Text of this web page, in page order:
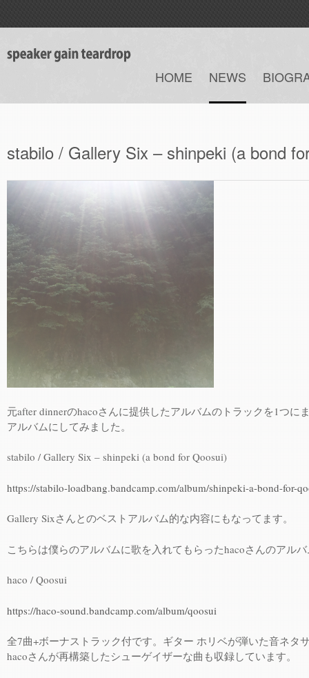
HOME NEWS
stabilo / Gallery Six – shinpeki (a bond
元after dinnerのhacoさんに提供したアルバムのトラックを1つに
アルバムにしてみました。
stabilo / Gallery Six – shinpeki (a bond for Qoosui)
https://stabilo-loadbang.bandcamp.com/album/shinpeki-a-bond-for-
Gallery Sixさんとのベストアルバム的な内容にもなってます。
こちらは僕らのアルバムに歌を入れてもらったhacoさんのアル
haco / Qoosui
https://haco-sound.bandcamp.com/album/qoosui
全7曲+ボーナストラック付です。ギター ホリベが弾いた音ネタ
hacoさんが再構築したシューゲイザーな曲も収録しています。